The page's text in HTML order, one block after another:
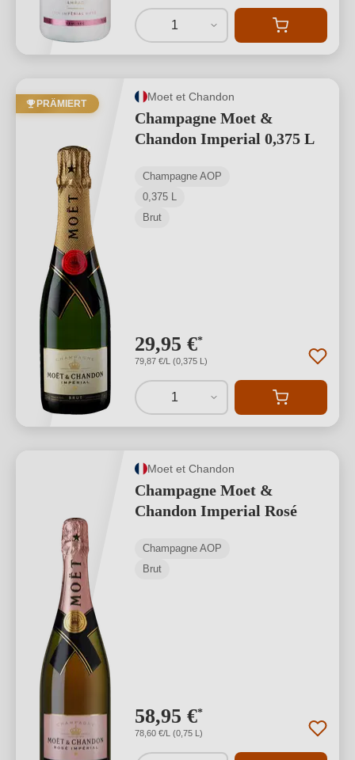
1
PRÄMIERT
Moet et Chandon
Champagne Moet &
Chandon Imperial 0,375 L
Champagne AOP
0,375 L
Brut
29,95 €*
79,87 €/L (0,375 L)
1
Moet et Chandon
Champagne Moet &
Chandon Imperial Rosé
Champagne AOP
Brut
58,95 €*
78,60 €/L (0,75 L)